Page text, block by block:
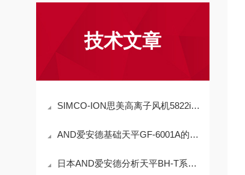
技术文章
SIMCO-ION思美高离子风机5822i技术参数
AND爱安德基础天平GF-6001A的技术参数
日本AND爱安德分析天平BH-T系列BH-324TE技术参数